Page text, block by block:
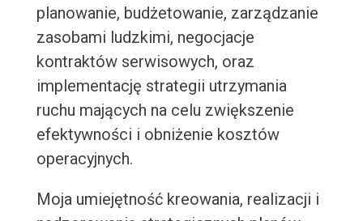
planowanie, budżetowanie, zarządzanie
zasobami ludzkimi, negocjacje
kontraktów serwisowych, oraz
implementację strategii utrzymania
ruchu mających na celu zwiększenie
efektywności i obniżenie kosztów
operacyjnych.
Moja umiejętność kreowania, realizacji i